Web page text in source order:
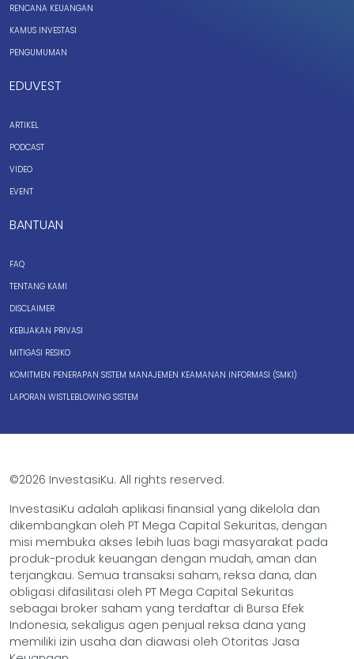
RENCANA KEUANGAN
KAMUS INVESTASI
PENGUMUMAN
EDUVEST
ARTIKEL
PODCAST
VIDEO
EVENT
BANTUAN
FAQ
TENTANG KAMI
DISCLAIMER
KEBIJAKAN PRIVASI
MITIGASI RESIKO
KOMITMEN PENERAPAN SISTEM MANAJEMEN KEAMANAN INFORMASI (SMKI)
LAPORAN WISTLEBLOWING SISTEM
©2026 InvestasiKu. All rights reserved.
InvestasiKu adalah aplikasi finansial yang dikelola dan
dikembangkan oleh PT Mega Capital Sekuritas, dengan
misi membuka akses lebih luas bagi masyarakat pada
produk-produk keuangan dengan mudah, aman dan
terjangkau. Semua transaksi saham, reksa dana, dan
obligasi difasilitasi oleh PT Mega Capital Sekuritas
sebagai broker saham yang terdaftar di Bursa Efek
Indonesia, sekaligus agen penjual reksa dana yang
memiliki izin usaha dan diawasi oleh Otoritas Jasa